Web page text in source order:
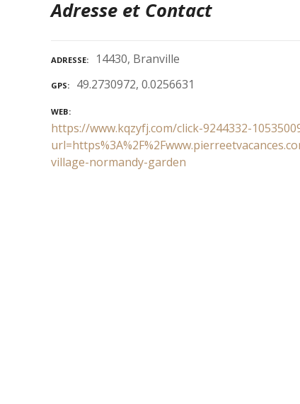
Adresse et Contact
ADRESSE 14430, Branville
GPS 49.2730972, 0.0256631
WEB
https://www.kqzyfj.com/click-9244332-
village-normandy-garden